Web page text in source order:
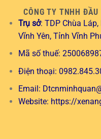
CÔNG TY TNHH ĐẦU
Trụ sở: TDP Chùa
Vĩnh Yên, Tỉnh Vĩnh
Mã số thuế:
Điện thoại:
Email:
Website: https://